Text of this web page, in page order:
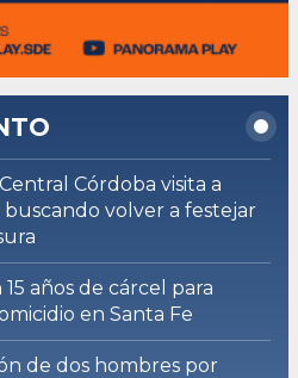
Central Córdoba visita a
buscando volver a festejar
años de cárcel para
en Santa Fe
de dos hombres por